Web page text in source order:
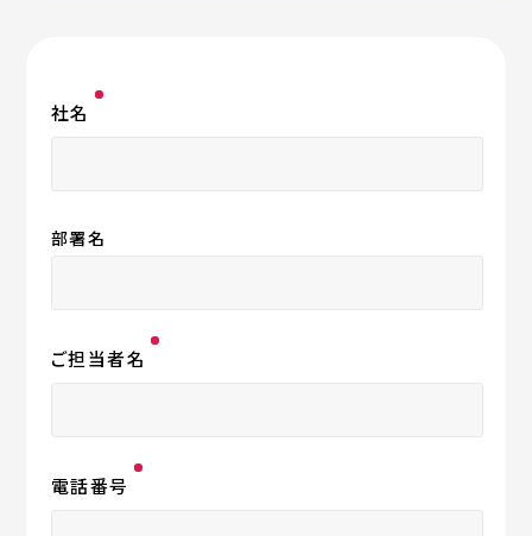
社名
部署名
ご担当者名
電話番号